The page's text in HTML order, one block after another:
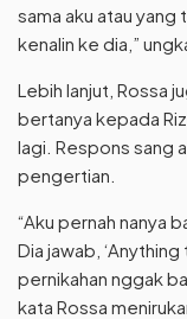
sama aku atau yang
kenalin ke dia,”
Lebih lanjut, Rossa
bertanya kepada
lagi. Respons sang
pengertian.
“Aku pernah nanya
Dia jawab,
pernikahan nggak
kata Rossa